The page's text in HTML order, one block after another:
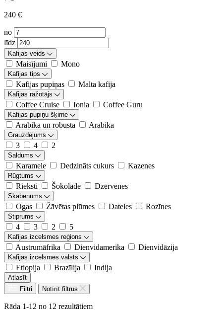
240 €
no
līdz
Kafijas veids
Maisījumi Mono
Kafijas tips
Kafijas pupiņas Malta kafija
Kafijas ražotājs
Coffee Cruise Ionia Coffee Guru
Kafijas pupiņu šķirne
Arabika un robusta Arabika
Grauzdējums
3 4 2
Saldums
Karamele Dedzināts cukurs Kazenes
Rūgtums
Rieksti Šokolāde Dzērvenes
Skābenums
Ogas Žāvētas plūmes Dateles Rozīnes
Stiprums
4 3 2 5
Kafijas izcelsmes reģions
Austrumāfrika Dienvidamerika Dienvidāzija
Kafijas izcelsmes valsts
Etiopija Brazīlija Indija
Atlasīt
Filtri
Notīrīt filtrus
Rāda 1-12 no 12 rezultātiem